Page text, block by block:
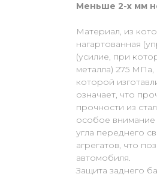
Меньше 2-х мм
Материал, из
нагартованная
(усилие, при
металла) 275
которой
означает, что
прочности из
особое внимание
угла переднего
агрегатов, что
автомобиля.
Защита заднего